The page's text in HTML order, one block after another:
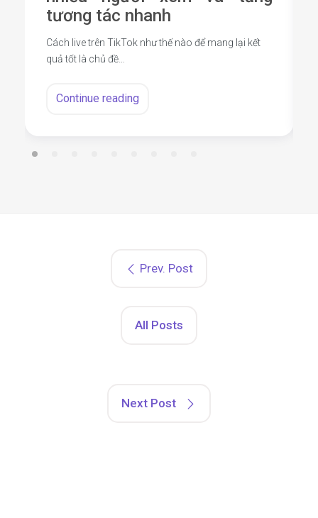
tương tác nhanh
Cách live trên TikTok như thế nào để mang lại kết
quả tốt là chủ đề…
Continue reading
Prev. Post
All Posts
Next Post